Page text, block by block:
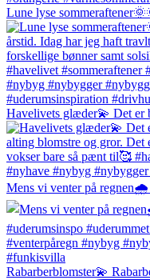
Lune lyse
Havelivets glæder💫 Det er
Mens vi venter på
Rabarberblomster💫